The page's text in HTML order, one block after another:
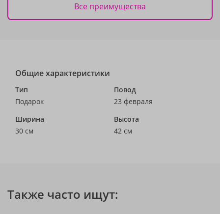
Все преимущества
Общие характеристики
Тип
Подарок
Повод
23 февраля
Ширина
30 см
Высота
42 см
Также часто ищут: